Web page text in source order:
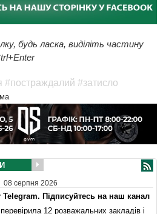
будь ласка, виділіть частину
#постраждалий #затисло
08 серпня 2026
Telegram. Підписуйтесь на наш канал
12 розважальних закладів і